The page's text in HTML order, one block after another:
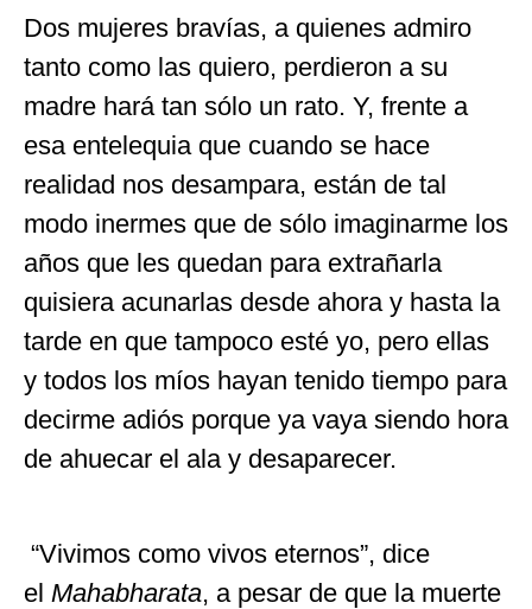
Dos mujeres bravías, a quienes admiro
tanto como las quiero, perdieron a su
madre hará tan sólo un rato. Y, frente a
esa entelequia que cuando se hace
realidad nos desampara, están de tal
modo inermes que de sólo imaginarme los
años que les quedan para extrañarla
quisiera acunarlas desde ahora y hasta la
tarde en que tampoco esté yo, pero ellas
y todos los míos hayan tenido tiempo para
decirme adiós porque ya vaya siendo hora
de ahuecar el ala y desaparecer.
“Vivimos como vivos eternos”, dice
el Mahabharata, a pesar de que la muerte